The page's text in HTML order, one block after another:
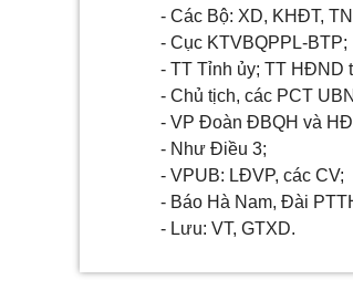
- Các Bộ: XD, KHĐT,
- Cục KTVBQPPL-BTP;
- TT Tỉnh ủy; TT HĐND
- Chủ tịch, các PCT
- VP Đoàn ĐBQH và
- Như Điều 3;
- VPUB: LĐVP, các CV;
- Báo Hà Nam, Đài
- Lưu: VT, GTXD.